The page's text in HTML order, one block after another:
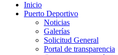
Inicio
Puerto Deportivo
Noticias
Galerías
Solicitud General
Portal de transparencia